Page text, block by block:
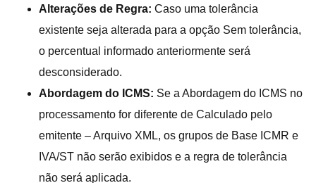
Alterações de Regra: Caso uma tolerância
existente seja alterada para a opção Sem tolerância,
o percentual informado anteriormente será
desconsiderado.
Abordagem do ICMS: Se a Abordagem do ICMS no
processamento for diferente de Calculado pelo
emitente – Arquivo XML, os grupos de Base ICMR e
IVA/ST não serão exibidos e a regra de tolerância
não será aplicada.